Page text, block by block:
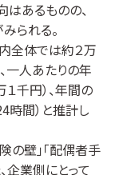
あるものの、
られる。
全体では約２万
一人あたりの年
千円）、年間の
間）と推計し
の壁」「配偶者手
企業側にとって